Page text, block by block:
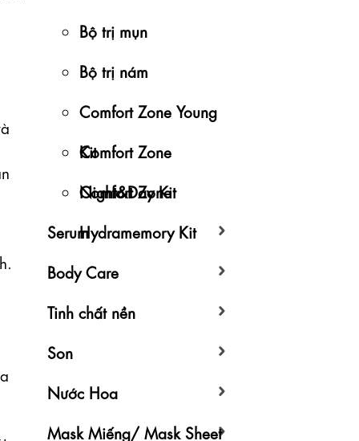
Bộ trị mụn
Bộ trị nám
Comfort Zone Young
Kit
Comfort Zone
Night&Day Kit
Comfort Zone
Hydramemory Kit
Serum
Body Care
Tinh chất nền
Son
Nước Hoa
Mask Miếng/ Mask Sheet